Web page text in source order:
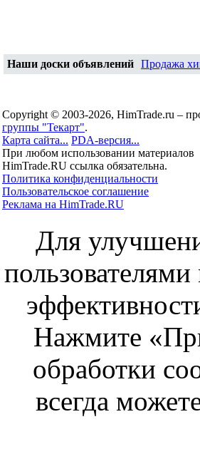
Наши доски объявлений Продажа
Copyright © 2003-2026, HimTrade.ru –
группы "Текарт".
Карта сайта... PDA-версия...
При любом использовании материалов
HimTrade.RU ссылка обязательна.
Политика конфиденциальности
Пользовательское соглашение
Реклама на HimTrade.RU
Для
Нажмите
обработки
всегда